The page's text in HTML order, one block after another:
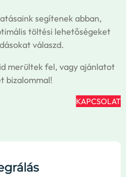
segítenek abban,
töltési lehetőségeket
válaszd.
merültek fel, vagy ajánlatot
bizalommal!
KAPCSOLAT